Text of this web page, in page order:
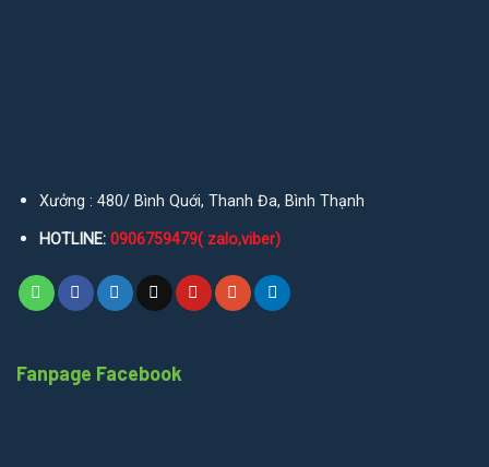
Xưởng : 480/ Bình Quới, Thanh Đa, Bình Thạnh
HOTLINE: 0906759479( zalo,viber)
Fanpage Facebook